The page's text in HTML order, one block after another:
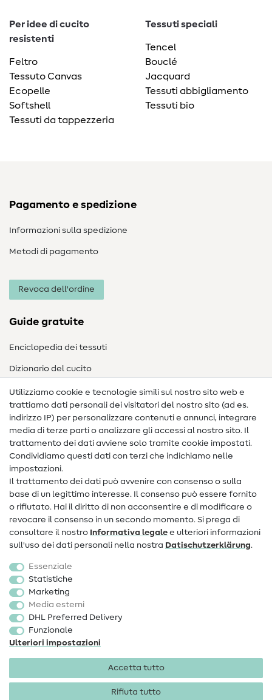
Per idee di cucito
resistenti
Feltro
Tessuto Canvas
Ecopelle
Softshell
Tessuti da tappezzeria
Tessuti speciali
Tencel
Bouclé
Jacquard
Tessuti abbigliamento
Tessuti bio
Pagamento e spedizione
Informazioni sulla spedizione
Metodi di pagamento
Revoca dell'ordine
Guide gratuite
Enciclopedia dei tessuti
Dizionario del cucito
Nähanleitungen
Assistenza e contatto
Contatto
Informazioni sul nuovo proprietario
FAQ
Diritto di recesso
Popolare
Accessori cucito
Sale
Utilizziamo cookie e tecnologie simili sul nostro sito web e
trattiamo dati personali dei visitatori del nostro sito (ad es.
indirizzo IP) per personalizzare contenuti e annunci, integrare
media di terze parti o analizzare gli accessi al nostro sito. Il
trattamento dei dati avviene solo tramite cookie impostati.
Condividiamo questi dati con terzi che indichiamo nelle
impostazioni.
Il trattamento dei dati può avvenire con consenso o sulla
base di un legittimo interesse. Il consenso può essere fornito
o rifiutato. Hai il diritto di non acconsentire e di modificare o
revocare il consenso in un secondo momento. Si prega di
consultare il nostro Informativa legale e ulteriori informazioni
sull'uso dei dati personali nella nostra Dati­schutz­erklärung.
Essenziale
Statistiche
Marketing
Media esterni
DHL Preferred Delivery
Funzionale
Ulteriori impostazioni
Accetta tutto
Rifiuta tutto
Informazioni legali Privacy
Condizioni generali